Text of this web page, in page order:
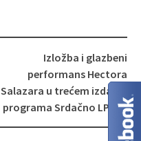
Izložba i glazbeni
performans Hectora
Salazara u trećem izdanju
programa Srdačno LP